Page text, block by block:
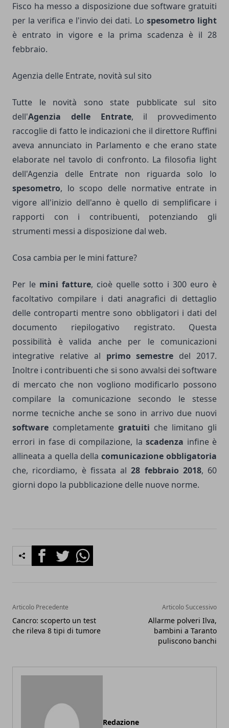
Fisco ha messo a disposizione due software gratuiti
per la verifica e l'invio dei dati. Lo spesometro light
è entrato in vigore e la prima scadenza è il 28
febbraio.
Agenzia delle Entrate, novità sul sito
Tutte le novità sono state pubblicate sul sito
dell'Agenzia delle Entrate, il provvedimento
raccoglie di fatto le indicazioni che il direttore Ruffini
aveva annunciato in Parlamento e che erano state
elaborate nel tavolo di confronto. La filosofia light
dell'Agenzia delle Entrate non riguarda solo lo
spesometro, lo scopo delle normative entrate in
vigore all'inizio dell'anno è quello di semplificare i
rapporti con i contribuenti, potenziando gli
strumenti messi a disposizione dal web.
Cosa cambia per le mini fatture?
Per le mini fatture, cioè quelle sotto i 300 euro è
facoltativo compilare i dati anagrafici di dettaglio
delle controparti mentre sono obbligatori i dati del
documento riepilogativo registrato. Questa
possibilità è valida anche per le comunicazioni
integrative relative al primo semestre del 2017.
Inoltre i contribuenti che si sono avvalsi dei software
di mercato che non vogliono modificarlo possono
compilare la comunicazione secondo le stesse
norme tecniche anche se sono in arrivo due nuovi
software completamente gratuiti che limitano gli
errori in fase di compilazione, la scadenza infine è
allineata a quella dellacomunicazione obbligatoria
che, ricordiamo, è fissata al28 febbraio 2018, 60
giorni dopo la pubblicazione delle nuove norme.
FacebookTwitterWhatsapp
Articolo Precedente
Cancro: scoperto un test
che rileva 8 tipi di tumore
Articolo Successivo
Allarme polveri Ilva,
bambini a Taranto
puliscono banchi
Redazione